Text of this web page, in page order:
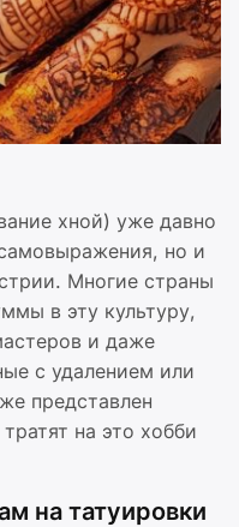
хной) уже давно
но и
Многие страны
в эту культуру,
и даже
с удалением или
представлен
на это хобби
на татуировки